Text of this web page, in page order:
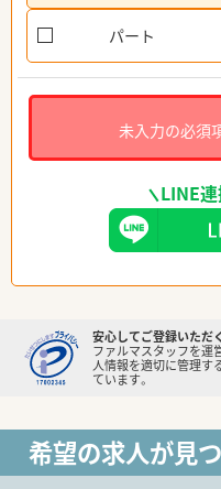
パート
未入力の必須
LINE連
安心してご登録いただ
ファルマスタッフを運
人情報を適切に管理す
ています。
希望の求人が見